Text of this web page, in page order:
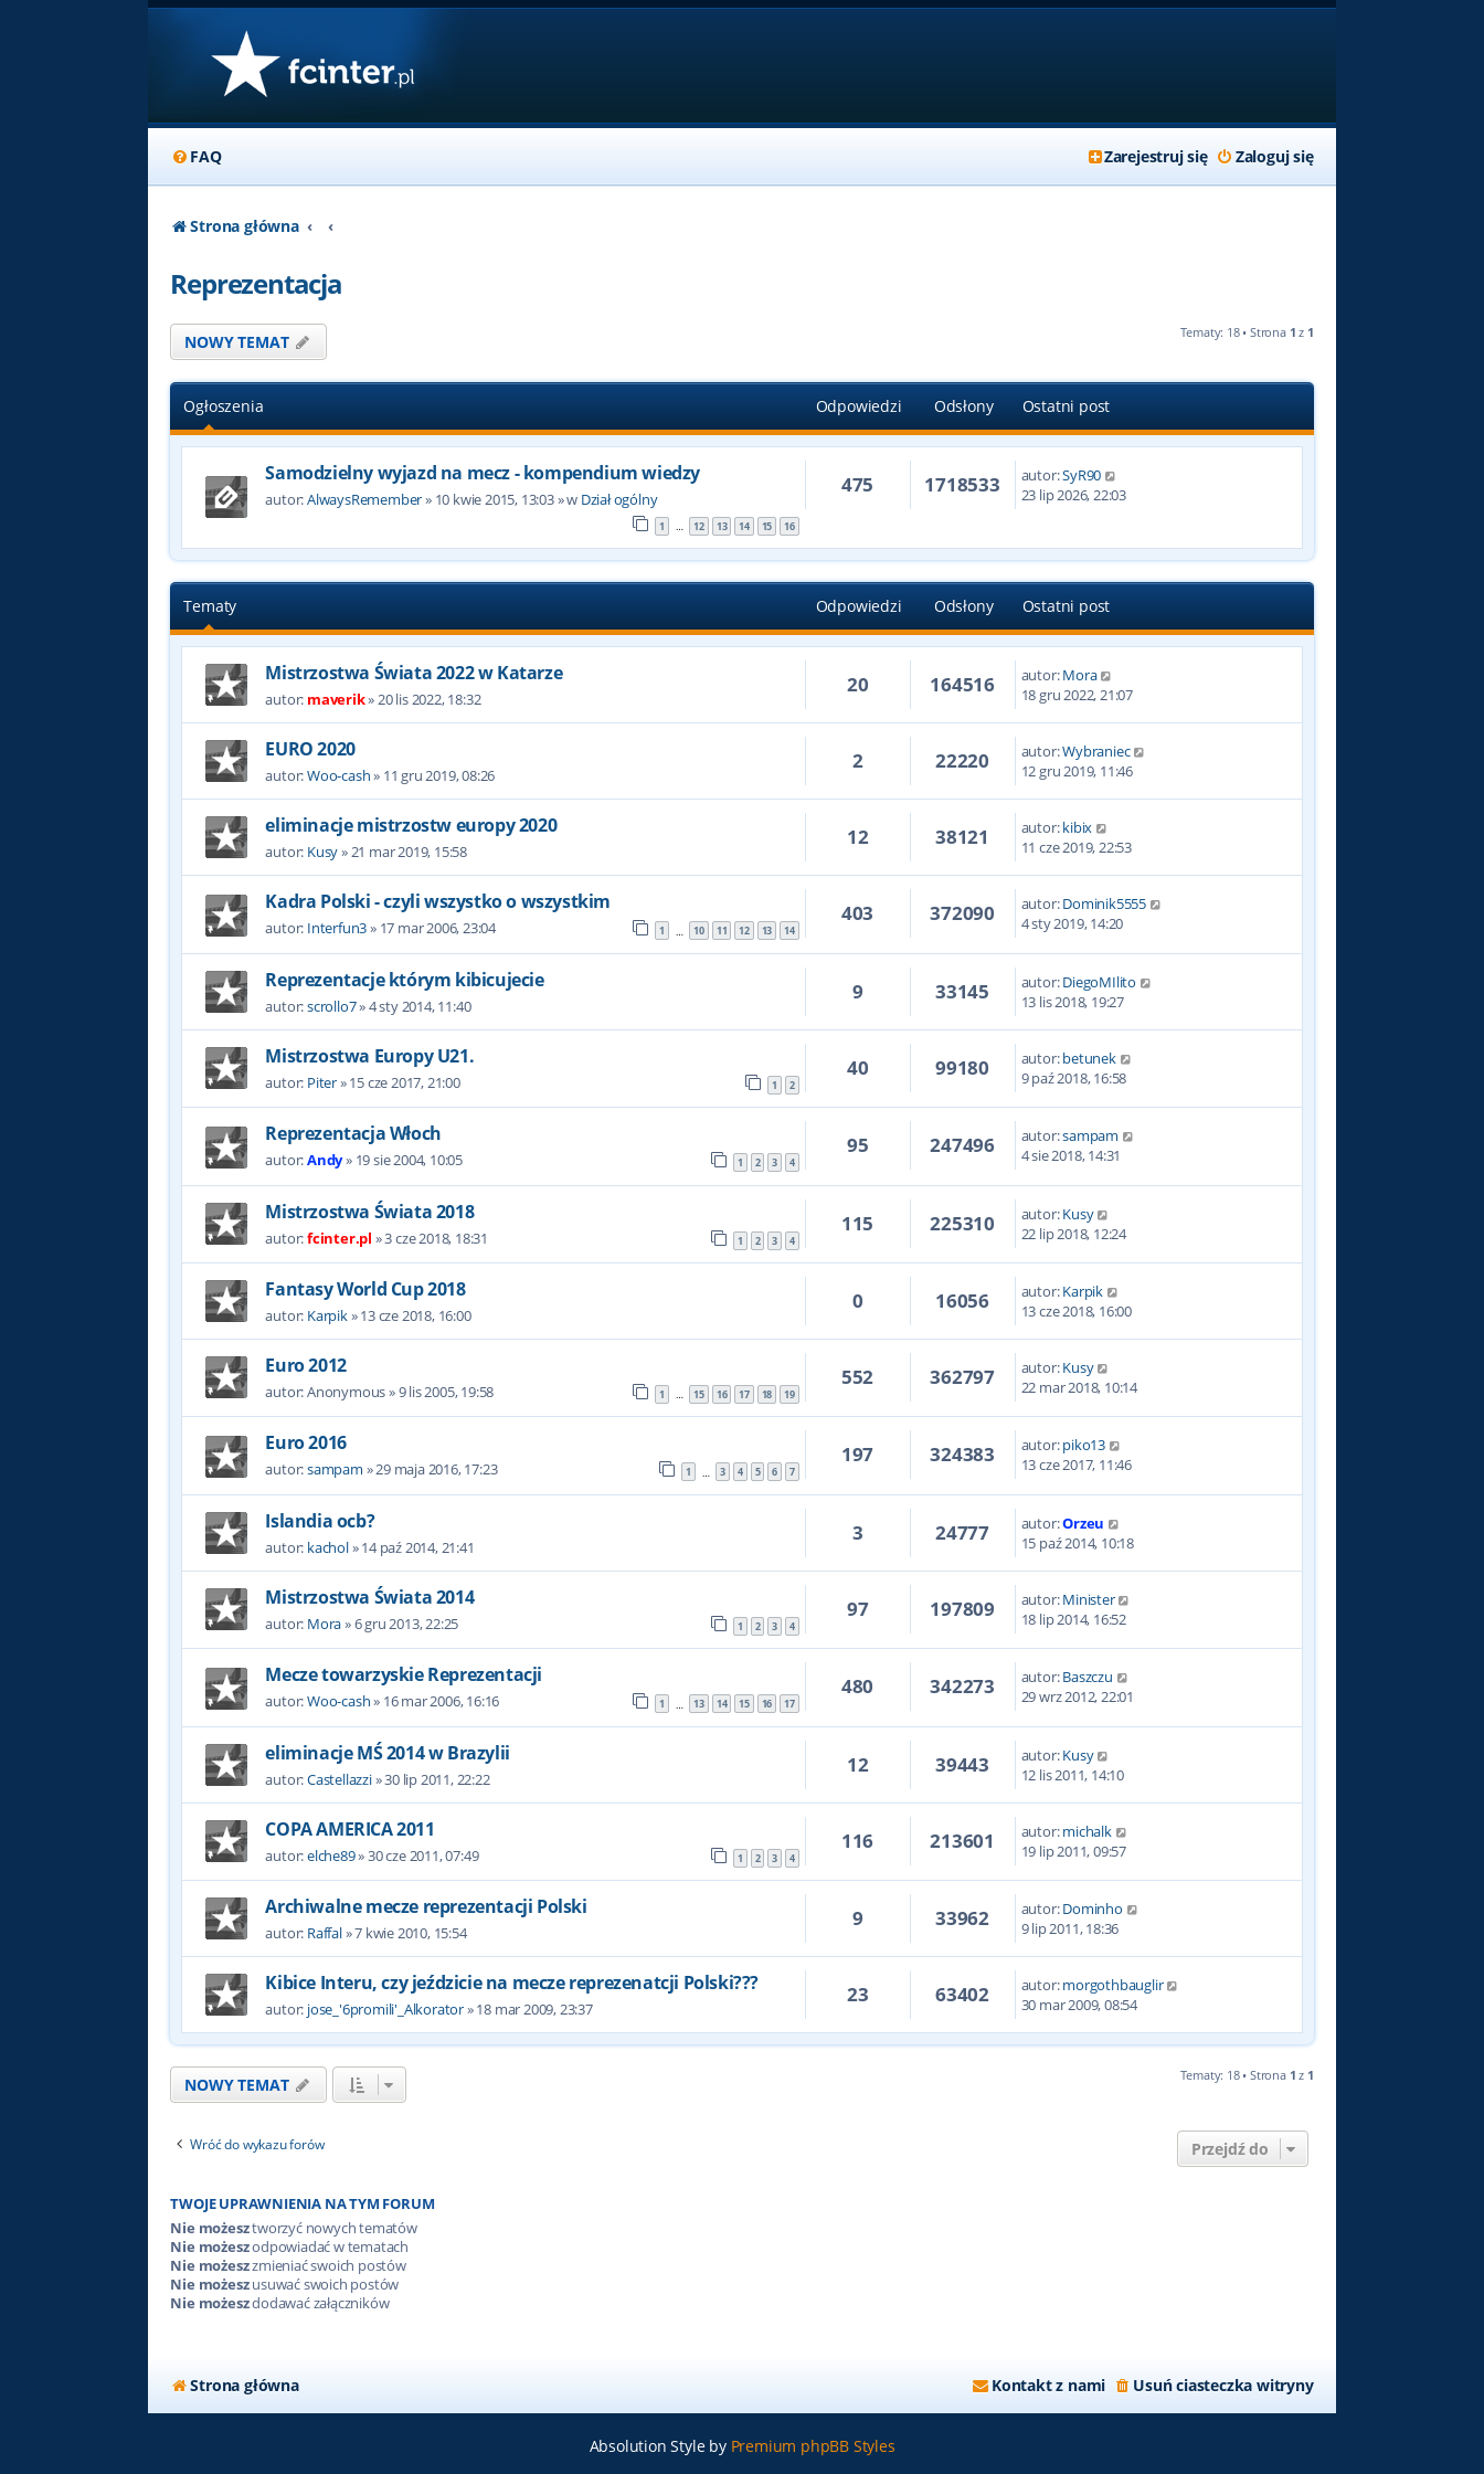
FAQ Zaloguj się
Zarejestruj się
Strona główna
Reprezentacja
NOWY TEMAT Tematy: 18 • Strona 1 z 1
Ogłoszenia Odpowiedzi Odsłony Ostatni post
Samodzielny wyjazd na mecz - kompendium wiedzy
autor:AlwaysRemember» 10 kwie 2015, 13:03» w Dział ogólny
1 … 12 13 14 15 16
475 1718533 autor:SyR90
23 lip 2026, 22:03
Tematy Odpowiedzi Odsłony Ostatni post
Mistrzostwa Świata 2022 w Katarze
autor: maverik»20 lis 2022, 18:32
20 164516 autor:Mora
18 gru 2022, 21:07
EURO 2020
autor:Woo-cash» 11 gru 2019, 08:26
2 22220 autor:Wybraniec
12 gru 2019, 11:46
eliminacje mistrzostw europy 2020
autor: Kusy»21 mar 2019, 15:58
12 38121 autor:kibix
11 cze 2019, 22:53
Kadra Polski - czyli wszystko o wszystkim
autor: Interfun3» 17 mar 2006, 23:04 1 … 10 11 12 13 14
403 372090 autor:Dominik5555
4 sty 2019, 14:20
Reprezentacje którym kibicujecie
autor:scrollo7»4 sty 2014, 11:40
9 33145 autor:DiegoMIlito
13 lis 2018, 19:27
Mistrzostwa Europy U21.
autor: Piter»15 cze 2017, 21:00 1 2
40 99180 autor:betunek
9 paź 2018, 16:58
Reprezentacja Włoch
autor:Andy» 19 sie 2004, 10:05 1 2 3 4
95 247496 autor:sampam
4 sie 2018, 14:31
Mistrzostwa Świata 2018
autor:fcinter.pl »3 cze 2018, 18:31 1 2 3 4
115 225310 autor:Kusy
22 lip 2018, 12:24
Fantasy World Cup 2018
autor: Karpik»13 cze 2018, 16:00
0 16056 autor:Karpik
13 cze 2018, 16:00
Euro 2012
autor:Anonymous»9 lis 2005, 19:58 1 … 15 16 17 18 19
552 362797 autor:Kusy
22 mar 2018, 10:14
Euro 2016
autor:sampam »29 maja 2016, 17:23 1 … 3 4 5 6 7
197 324383 autor:piko13
13 cze 2017, 11:46
Islandia ocb?
autor: kachol»14 paź 2014, 21:41
3 24777 autor:Orzeu
15 paź 2014, 10:18
Mistrzostwa Świata 2014
autor: Mora»6 gru 2013, 22:25 1 2 3 4
97 197809 autor:Minister
18 lip 2014, 16:52
Mecze towarzyskie Reprezentacji
autor:Woo-cash» 16 mar 2006, 16:16 1 … 13 14 15 16 17
480 342273 autor:Baszczu
29 wrz 2012, 22:01
eliminacje MŚ 2014 w Brazylii
autor:Castellazzi»30 lip 2011, 22:22
12 39443 autor:Kusy
12 lis 2011, 14:10
COPA AMERICA 2011
autor:elche89»30 cze 2011, 07:49 1 2 3 4
116 213601 autor:michalk
19 lip 2011, 09:57
Archiwalne mecze reprezentacji Polski
autor: Raffal»7 kwie 2010, 15:54
9 33962 autor:Dominho
9 lip 2011, 18:36
Kibice Interu, czy jeździcie na mecze reprezenatcji Polski???
autor: jose_'6promili'_Alkorator»18 mar 2009, 23:37
23 63402 autor:morgothbauglir
30 mar 2009, 08:54
NOWY TEMAT Tematy: 18 • Strona 1 z 1
Wróć do wykazu forów Przejdź do
TWOJE UPRAWNIENIA NA TYM FORUM
Nie możesztworzyć nowych tematów
Nie możeszodpowiadać w tematach
Nie możeszzmieniać swoich postów
Nie możeszusuwać swoich postów
Nie możeszdodawać załączników
Strona główna Usuń ciasteczka witryny
Kontakt z nami
Absolution Style by Premium phpBB Styles